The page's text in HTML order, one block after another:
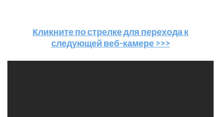
Кликните по стрелке для перехода к
следующей веб-камере >>>